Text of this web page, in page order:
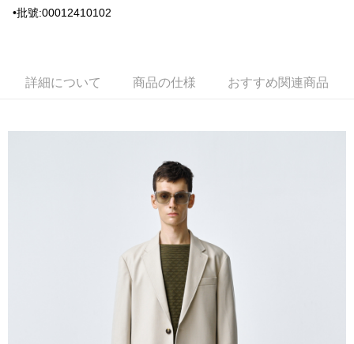
配送毎にNT$350、NT$3,500以上で送料無料
•批號:00012410102
詳細について 商品の仕様 おすすめ関連商品